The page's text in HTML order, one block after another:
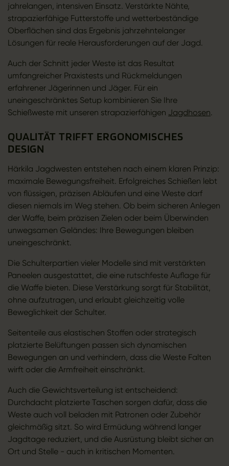
jahrelangen, intensiven Einsatz. Verstärkte Nähte,
strapazierfähige Futterstoffe und wetterbeständige
Oberflächen sind das Ergebnis jahrzehntelanger
Lösungen für reale Herausforderungen auf der Jagd.
Auch der Schnitt jeder Weste ist das Resultat
umfangreicher Praxistests und Rückmeldungen
erfahrener Jägerinnen und Jäger. Für ein
uneingeschränktes Setup kombinieren Sie Ihre
Schießweste mit unseren strapazierfähigen Jagdhosen.
QUALITÄT TRIFFT ERGONOMISCHES
DESIGN
Härkila Jagdwesten entstehen nach einem klaren Prinzip:
maximale Bewegungsfreiheit. Erfolgreiches Schießen lebt
von flüssigen, präzisen Abläufen und eine Weste darf
diesen niemals im Weg stehen. Ob beim sicheren Anlegen
der Waffe, beim präzisen Zielen oder beim Überwinden
unwegsamen Geländes: Ihre Bewegungen bleiben
uneingeschränkt.
Die Schulterpartien vieler Modelle sind mit verstärkten
Paneelen ausgestattet, die eine rutschfeste Auflage für
die Waffe bieten. Diese Verstärkung sorgt für Stabilität,
ohne aufzutragen, und erlaubt gleichzeitig volle
Beweglichkeit der Schulter.
Seitenteile aus elastischen Stoffen oder strategisch
platzierte Belüftungen passen sich dynamischen
Bewegungen an und verhindern, dass die Weste Falten
wirft oder die Armfreiheit einschränkt.
Auch die Gewichtsverteilung ist entscheidend:
Durchdacht platzierte Taschen sorgen dafür, dass die
Weste auch voll beladen mit Patronen oder Zubehör
gleichmäßig sitzt. So wird Ermüdung während langer
Jagdtage reduziert, und die Ausrüstung bleibt sicher an
Ort und Stelle - auch in kritischen Momenten.